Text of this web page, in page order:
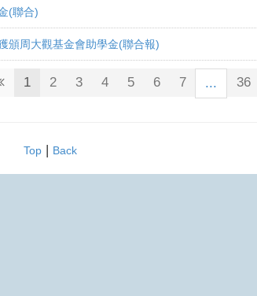
(聯合)
頒周大觀基金會助學金(聯合報)
1 2 3 4 5 6 7 ... 36
Top| Back